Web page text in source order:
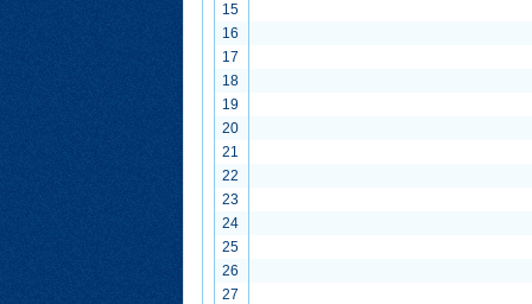
15
16
17
18
19
20
21
22
23
24
25
26
27